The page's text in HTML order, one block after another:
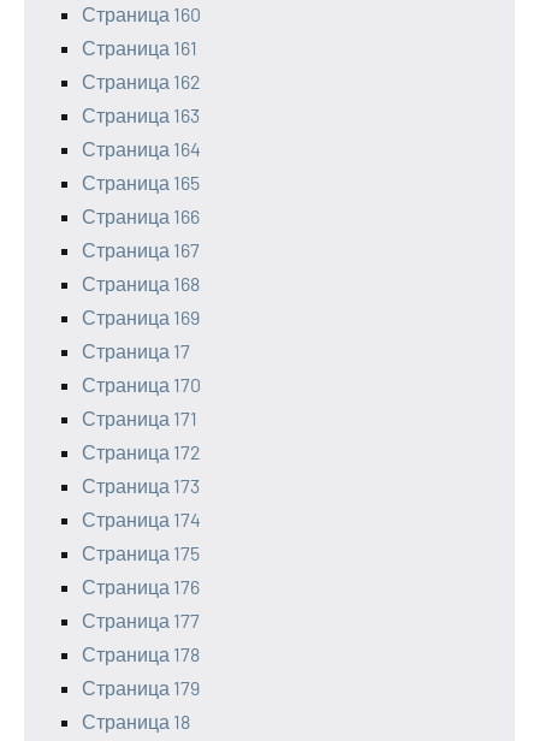
Страница 160
Страница 161
Страница 162
Страница 163
Страница 164
Страница 165
Страница 166
Страница 167
Страница 168
Страница 169
Страница 17
Страница 170
Страница 171
Страница 172
Страница 173
Страница 174
Страница 175
Страница 176
Страница 177
Страница 178
Страница 179
Страница 18